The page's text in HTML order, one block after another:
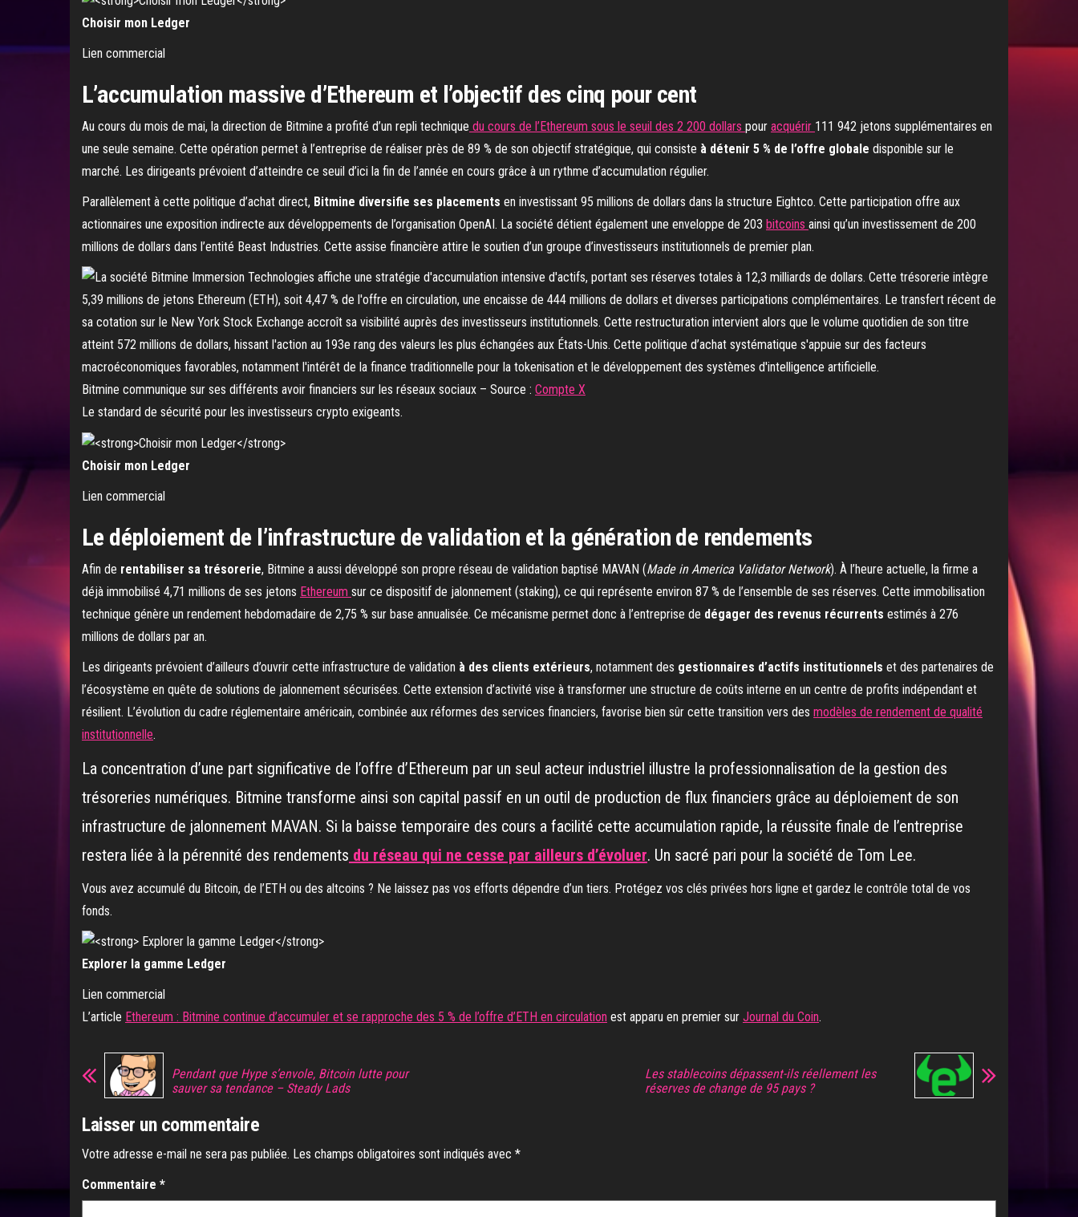
Choisir mon Ledger
Lien commercial
L’accumulation massive d’Ethereum et l’objectif des cinq pour cent
Au cours du mois de mai, la direction de Bitmine a profité d’un repli technique du cours de l’Ethereum sous le seuil des 2 200 dollars pour acquérir 111 942 jetons supplémentaires en
une seule semaine. Cette opération permet à l’entreprise de réaliser près de 89 % de son objectif stratégique, qui consiste à détenir 5 % de l’offre globale disponible sur le
marché. Les dirigeants prévoient d’atteindre ce seuil d’ici la fin de l’année en cours grâce à un rythme d’accumulation régulier.
Parallèlement à cette politique d’achat direct, Bitmine diversifie ses placements en investissant 95 millions de dollars dans la structure Eightco. Cette participation offre aux
actionnaires une exposition indirecte aux développements de l’organisation OpenAI. La société détient également une enveloppe de 203 bitcoins ainsi qu’un investissement de 200
millions de dollars dans l’entité Beast Industries. Cette assise financière attire le soutien d’un groupe d’investisseurs institutionnels de premier plan.
Bitmine communique sur ses différents avoir financiers sur les réseaux sociaux – Source : Compte X
Le standard de sécurité pour les investisseurs crypto exigeants.
Choisir mon Ledger
Lien commercial
Le déploiement de l’infrastructure de validation et la génération de rendements
Afin de rentabiliser sa trésorerie, Bitmine a aussi développé son propre réseau de validation baptisé MAVAN (Made in America Validator Network). À l’heure actuelle, la firme a
déjà immobilisé 4,71 millions de ses jetons Ethereum sur ce dispositif de jalonnement (staking), ce qui représente environ 87 % de l’ensemble de ses réserves. Cette immobilisation
technique génère un rendement hebdomadaire de 2,75 % sur base annualisée. Ce mécanisme permet donc à l’entreprise de dégager des revenus récurrents estimés à 276
millions de dollars par an.
Les dirigeants prévoient d’ailleurs d’ouvrir cette infrastructure de validation à des clients extérieurs, notamment des gestionnaires d’actifs institutionnels et des partenaires de
l’écosystème en quête de solutions de jalonnement sécurisées. Cette extension d’activité vise à transformer une structure de coûts interne en un centre de profits indépendant et
résilient. L’évolution du cadre réglementaire américain, combinée aux réformes des services financiers, favorise bien sûr cette transition vers des modèles de rendement de qualité
institutionnelle.
La concentration d’une part significative de l’offre d’Ethereum par un seul acteur industriel illustre la professionnalisation de la gestion des
trésoreries numériques. Bitmine transforme ainsi son capital passif en un outil de production de flux financiers grâce au déploiement de son
infrastructure de jalonnement MAVAN. Si la baisse temporaire des cours a facilité cette accumulation rapide, la réussite finale de l’entreprise
restera liée à la pérennité des rendements du réseau qui ne cesse par ailleurs d’évoluer. Un sacré pari pour la société de Tom Lee.
Vous avez accumulé du Bitcoin, de l’ETH ou des altcoins ? Ne laissez pas vos efforts dépendre d’un tiers. Protégez vos clés privées hors ligne et gardez le contrôle total de vos
fonds.
Explorer la gamme Ledger
Lien commercial
L’article Ethereum : Bitmine continue d’accumuler et se rapproche des 5 % de l’offre d’ETH en circulation est apparu en premier sur Journal du Coin.
Pendant que Hype s’envole, Bitcoin lutte pour
sauver sa tendance – Steady Lads
Les stablecoins dépassent-ils réellement les
réserves de change de 95 pays ?
Laisser un commentaire
Votre adresse e-mail ne sera pas publiée. Les champs obligatoires sont indiqués avec *
Commentaire *